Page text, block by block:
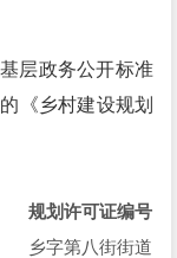
层政务公开标准
《乡村建设规划
规划许可证编号
乡字第八街街道